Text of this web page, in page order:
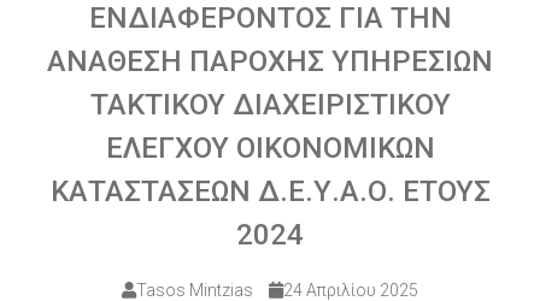
ΕΝΔΙΑΦΕΡΟΝΤΟΣ ΓΙΑ ΤΗΝ
ΑΝΑΘΕΣΗ ΠΑΡΟΧΗΣ ΥΠΗΡΕΣΙΩΝ
ΤΑΚΤΙΚΟΥ ΔΙΑΧΕΙΡΙΣΤΙΚΟΥ
ΕΛΕΓΧΟΥ ΟΙΚΟΝΟΜΙΚΩΝ
ΚΑΤΑΣΤΑΣΕΩΝ Δ.Ε.Υ.Α.Ο. ΕΤΟΥΣ
2024
Tasos Mintzias 24 Απριλίου 2025